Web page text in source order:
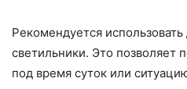
Рекомендуется
светильники. Это позволяет
под время суток или